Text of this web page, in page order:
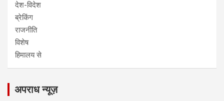
देश-विदेश
ब्रेकिंग
राजनीति
विशेष
हिमालय से
अपराध न्यूज़